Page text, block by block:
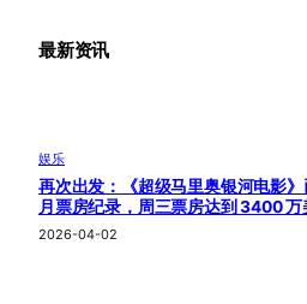
最新资讯
娱乐
再次出发：《超级马里奥银河电影
月票房纪录，周三票房达到 3400 万
2026-04-02